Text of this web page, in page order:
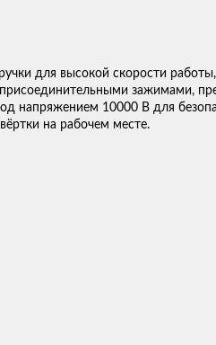
для высокой скорости работы,
зажимами,
напряжением 10000 В для
на рабочем месте.